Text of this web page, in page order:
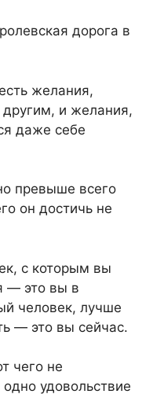
дорога в
желания,
и желания,
даже себе
превыше всего
он достичь не
с которым вы
— это вы в
человек, лучше
— это вы сейчас.
чего не
удовольствие